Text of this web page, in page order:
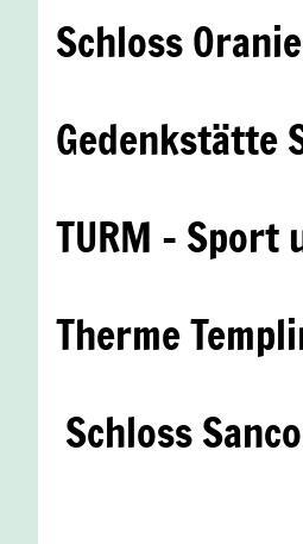
Schloss
Gedenkstätte
TURM –
Therme
Schloss